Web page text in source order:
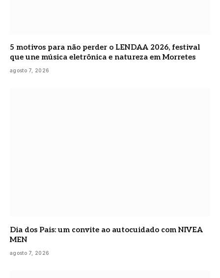
5 motivos para não perder o LENDAA 2026, festival
que une música eletrônica e natureza em Morretes
agosto 7, 2026
Dia dos Pais: um convite ao autocuidado com NIVEA
MEN
agosto 7, 2026